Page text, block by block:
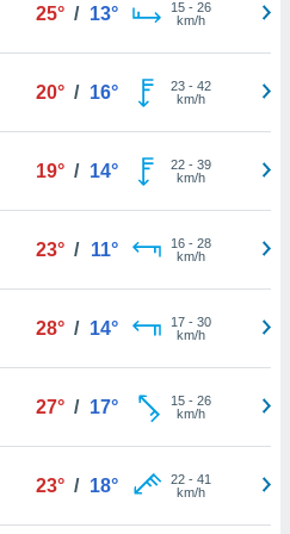
25° / 13° 15- 26
km/h
20° / 16° 23- 42
km/h
19° / 14° 22- 39
km/h
23° / 11° 16- 28
km/h
28° / 14° 17- 30
km/h
27° / 17° 15- 26
km/h
23° / 18° 22- 41
km/h